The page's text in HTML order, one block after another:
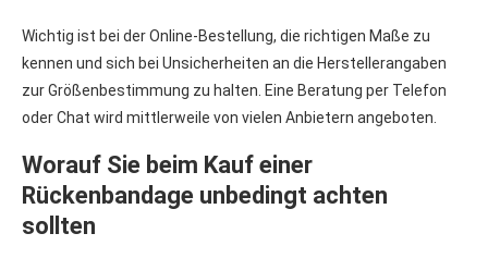
Wichtig ist bei der Online-Bestellung, die richtigen Maße zu
kennen und sich bei Unsicherheiten an die Herstellerangaben
zur Größenbestimmung zu halten. Eine Beratung per Telefon
oder Chat wird mittlerweile von vielen Anbietern angeboten.
Worauf Sie beim Kauf einer
Rückenbandage unbedingt achten
sollten